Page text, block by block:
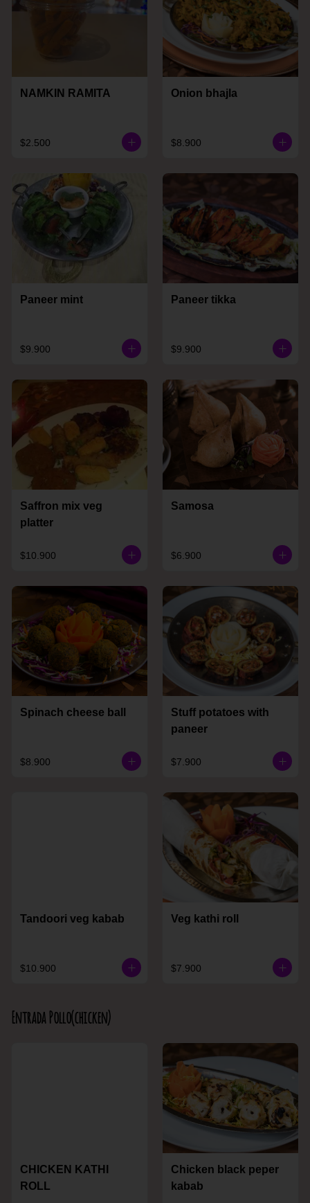
NAMKIN RAMITA
$2.500
Onion bhajla
$8.900
Paneer mint
$9.900
Paneer tikka
$9.900
Saffron mix veg
platter
$10.900
Samosa
$6.900
Spinach cheese ball
$8.900
Stuff potatoes with
paneer
$7.900
Tandoori veg kabab
$10.900
Veg kathi roll
$7.900
Entrada Pollo(chicken)
CHICKEN KATHI
ROLL
Chicken black peper
kabab